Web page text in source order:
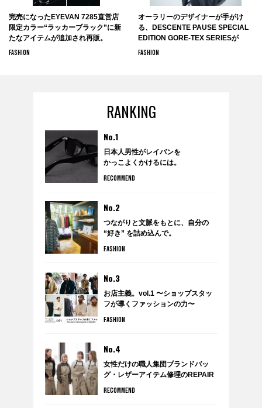
完売になったEYEVAN 7285直営店
限定カラー“ラッカーブラック”に新
たなアイテムが追加され再販。
FASHION
オーラリーのデザイナーが手がけ
る、DESCENTE PAUSE SPECIAL
EDITION GORE-TEX SERIESが
DESCENTE BLANCで9月13日より
FASHION
RANKING
No.1
日本人男性がレイバンを
かっこよくかけるには。
RECOMMEND
No.2
つながりと文脈をもとに、自分の
“好き” を詰め込んで。
のポップアップショップ
入！
FASHION
No.3
お店主義。vol.1 〜ショップスタッ
フが導くファッションの力〜
FASHION
No.4
女性だけの職人集団ブランドバッ
グ・レザーアイテム修理のREPAIR
RECOMMEND